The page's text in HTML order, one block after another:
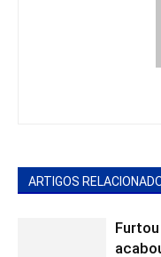
ARTIGOS